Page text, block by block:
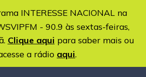
INTERESSE NACIONAL na
- 90.9 às sextas-feiras,
Clique aqui para saber mais ou
a rádio aqui.